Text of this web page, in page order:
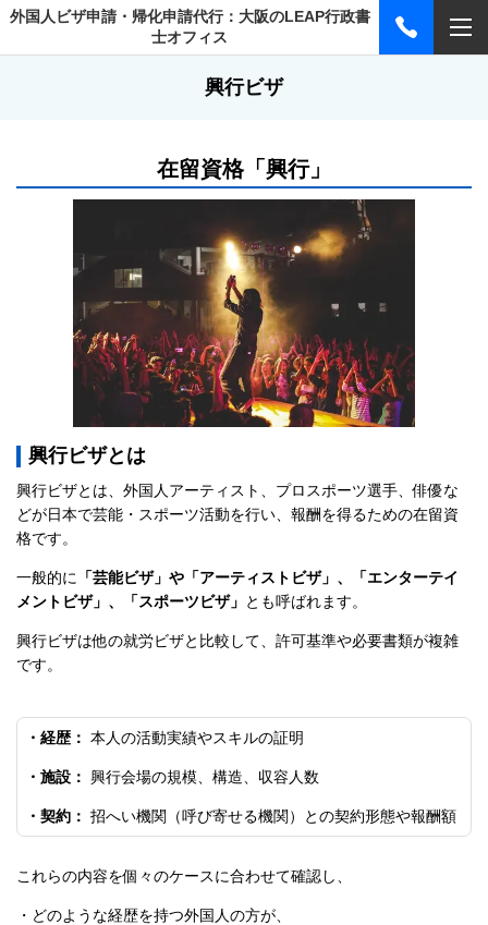
外国人ビザ申請・帰化申請代行：大阪のLEAP行政書
士オフィス
興行ビザ
在留資格「興行」
興行ビザとは
興行ビザとは、外国人アーティスト、プロスポーツ選手、俳優な
どが日本で芸能・スポーツ活動を行い、報酬を得るための在留資
格です。
一般的に
「芸能ビザ」や「アーティストビザ」、「エンターテイ
メントビザ」、「スポーツビザ」 とも呼ばれます。
興行ビザは他の就労ビザと比較して、許可基準や必要書類が複雑
です。
・経歴： 本人の活動実績やスキルの証明
・施設： 興行会場の規模、構造、収容人数
・契約： 招へい機関（呼び寄せる機関）との契約形態や報酬額
これらの内容を個々のケースに合わせて確認し、
・どのような経歴を持つ外国人の方が、